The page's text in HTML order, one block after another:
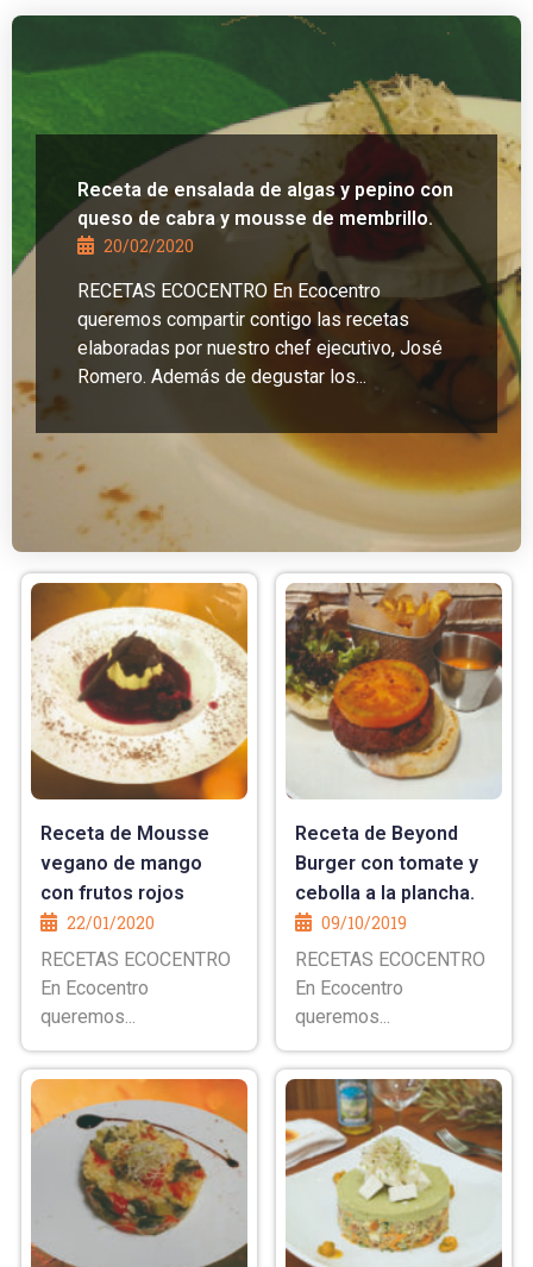
Receta de ensalada de algas y pepino con
queso de cabra y mousse de membrillo.
20/02/2020
RECETAS ECOCENTRO En Ecocentro
queremos compartir contigo las recetas
elaboradas por nuestro chef ejecutivo, José
Romero. Además de degustar los...
Receta de Mousse
vegano de mango
con frutos rojos
22/01/2020
RECETAS ECOCENTRO
En Ecocentro
queremos...
Receta de Beyond
Burger con tomate y
cebolla a la plancha.
09/10/2019
RECETAS ECOCENTRO
En Ecocentro
queremos...